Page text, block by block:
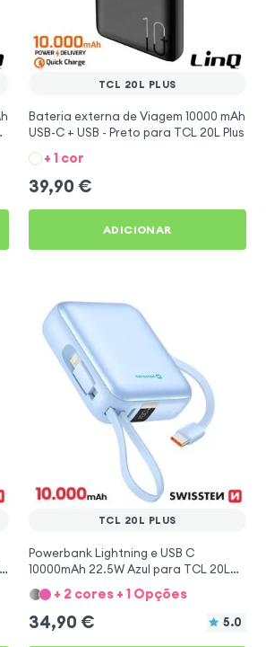
TCL 20L PLUS
Bateria externa de Viagem 10000 mAh
USB-C + USB - Preto para TCL 20L Plus
+ 1 cor
39,90 €
ADICIONAR
TCL 20L PLUS
Powerbank Lightning e USB C
10000mAh 22.5W Azul para TCL 20L
Plus
+ 2 cores + 1 Opções
34,90 € 5.0